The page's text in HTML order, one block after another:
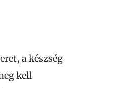
a készség
kell